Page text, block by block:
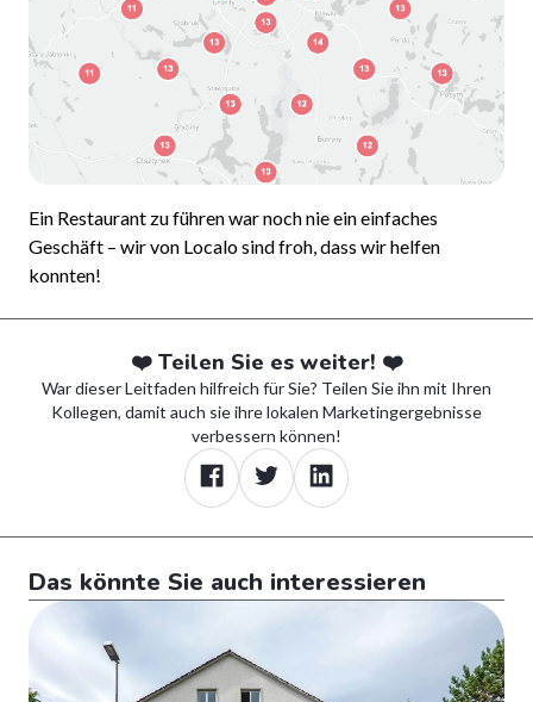
Ein Restaurant zu führen war noch nie ein einfaches
Geschäft – wir von Localo sind froh, dass wir helfen
konnten!
❤️ Teilen Sie es weiter! ❤️
War dieser Leitfaden hilfreich für Sie? Teilen Sie ihn mit Ihren
Kollegen, damit auch sie ihre lokalen Marketingergebnisse
verbessern können!
Das könnte Sie auch interessieren